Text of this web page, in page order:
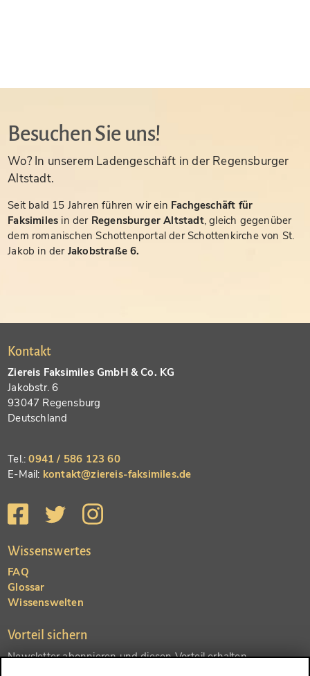
Besuchen Sie uns!
Wo? In unserem Ladengeschäft in der Regensburger
Altstadt.
Seit bald 15 Jahren führen wir ein Fachgeschäft für
Faksimiles in der Regensburger Altstadt, gleich gegenüber
dem romanischen Schottenportal der Schottenkirche von St.
Jakob in der Jakobstraße 6.
Kontakt
Ziereis Faksimiles GmbH & Co. KG
Jakobstr. 6
93047 Regensburg
Deutschland
Tel.:0941 / 586 123 60
E-Mail: kontakt@ziereis-faksimiles.de
Wissenswertes
FAQ
Glossar
Wissenswelten
Vorteil sichern
Newsletter abonnieren und diesen Vorteil erhalten